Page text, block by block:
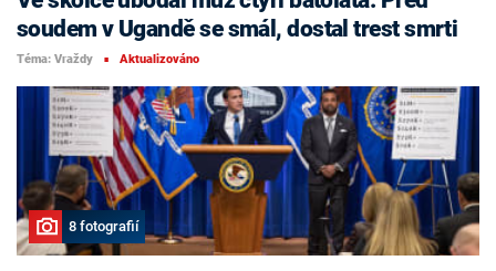
soudem v Ugandě se smál, dostal trest smrti
Téma: Vraždy ■ Aktualizováno
8 fotografií